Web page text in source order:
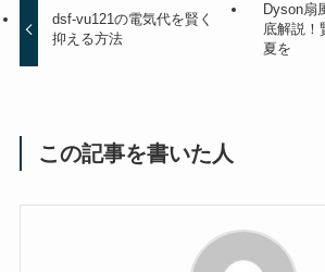
dsf-vu121の電気代を賢く
抑える方法
Dyson扇
底解説！
夏を
この記事を書いた人